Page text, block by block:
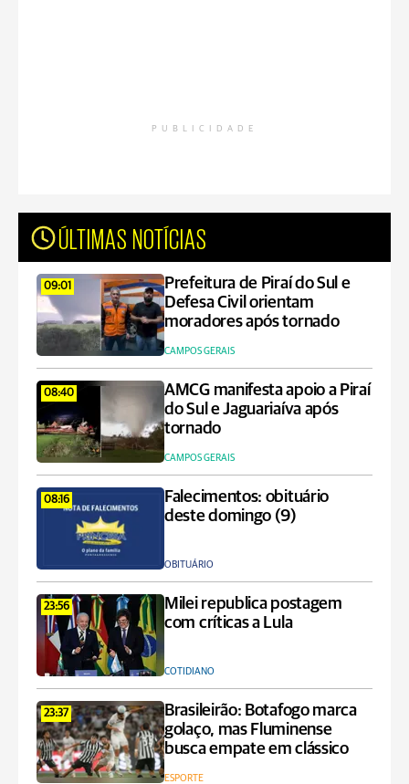
PUBLICIDADE
ÚLTIMAS NOTÍCIAS
09:01
Prefeitura de Piraí do Sul e
Defesa Civil orientam
moradores após tornado
CAMPOS GERAIS
08:40
AMCG manifesta apoio a Piraí
do Sul e Jaguariaíva após
tornado
CAMPOS GERAIS
08:16
Falecimentos: obituário
deste domingo (9)
OBITUÁRIO
23:56
Milei republica postagem
com críticas a Lula
COTIDIANO
23:37
Brasileirão: Botafogo marca
golaço, mas Fluminense
busca empate em clássico
ESPORTE